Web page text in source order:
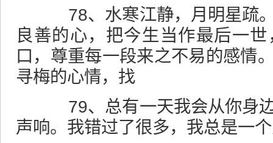
78、水寒江静，月明星疏。
良善的心，把今生当作最后一
口，尊重每一段来之不易的感情
寻梅的心情，找
79、总有一天我会从你身边
声响。我错过了很多，我总是一